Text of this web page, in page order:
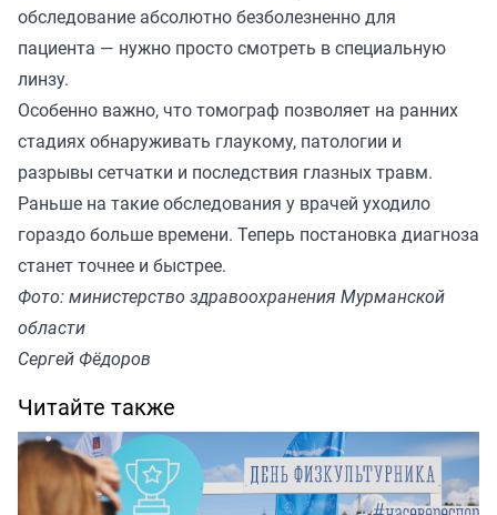
обследование абсолютно безболезненно для
пациента — нужно просто смотреть в специальную
линзу.
Особенно важно, что томограф позволяет на ранних
стадиях обнаруживать глаукому, патологии и
разрывы сетчатки и последствия глазных травм.
Раньше на такие обследования у врачей уходило
гораздо больше времени. Теперь постановка диагноза
станет точнее и быстрее.
Фото: министерство здравоохранения Мурманской
области
Сергей Фёдоров
Читайте также